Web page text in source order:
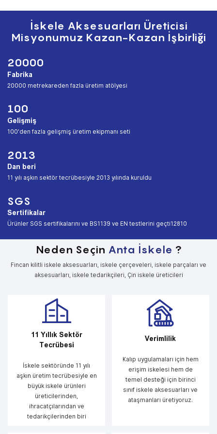
İskele Aksesuarları Üreticisi
Misyonumuz Kazan-Kazan İşbirliği
20000
Fabrika
︎20000 metrekareden fazla üretim atölyesi
100
Gelişmiş
︎100'den fazla gelişmiş üretim ekipmanı seti
2013
Dan beri
︎11 yılı aşkın sektör tecrübesiyle 2013 yılında kuruldu
SGS
Sertifikalar
︎Ürünler SGS sertifikalarını ve BS1139 ve EN testlerini geçti12810
Neden Seçin Anta İskele ?
Fincan kilitli iskele aksesuarları, iskele çerçeveleri, iskele parçaları ve
aksesuarları, iskele tedarikçileri, Çin iskele üreticileri
11 Yıllık Sektör
Tecrübesi
İskele sektöründe 11 yılı
aşkın üretim tecrübesiyle en
büyük iskele ürünleri
üreticilerinden,
ihracatçılarından ve
tedarikçilerinden biri
Verimlilik
Kalıp uygulamaları için hem
erişim iskelesi hem de
temel desteği için birinci
sınıf iskele aksesuarları ve
ataşmanları üretiyoruz.